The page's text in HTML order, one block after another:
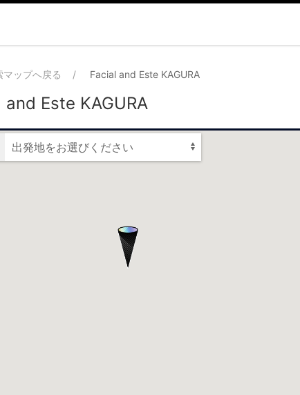
ップへ戻る Facial and Este KAGURA
and Este KAGURA
出発地をお選びください